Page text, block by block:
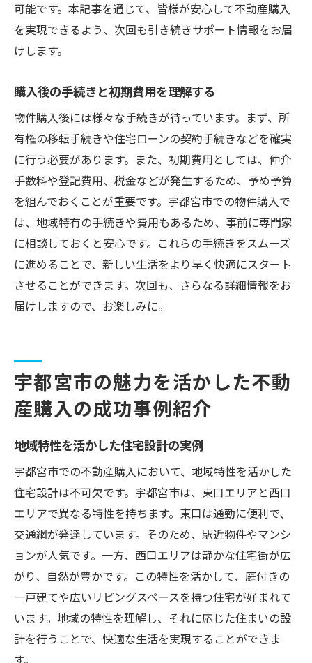
可能です。本記事を通じて、皆様が安心して不動産購入
を実現できるよう、次回も引き続きサポート情報をお届
けします。
購入後の手続きと初期費用を理解する
物件購入後には様々な手続きが待っています。まず、所
有権の移転手続きや住宅ローンの契約手続きなどを確実
に行う必要があります。また、初期費用としては、仲介
手数料や登記費用、税金などが発生するため、予め予算
を組んでおくことが重要です。宇都宮市での物件購入で
は、地域特有の手続きや費用もあるため、事前に専門家
に相談しておくと安心です。これらの手続きをスムーズ
に進めることで、新しい生活をより早く快適にスタート
させることができます。次回も、さらなる詳細情報をお
届けしますので、お楽しみに。
宇都宮市の魅力を活かした不動
産購入の成功事例紹介
地域特性を活かした住宅設計の実例
宇都宮市での不動産購入において、地域特性を活かした
住宅設計は不可欠です。宇都宮市は、東口エリアと西口
エリアで異なる特性を持ちます。東口は通勤に便利で、
交通網が発達しています。そのため、駅近物件やマンシ
ョンが人気です。一方、西口エリアは静かな住宅街が広
がり、自然が豊かです。この特性を活かして、庭付きの
一戸建てや広いリビングスペースを持つ住宅が好まれて
います。地域の特性を理解し、それに応じた住まいの設
計を行うことで、快適な生活を実現することができま